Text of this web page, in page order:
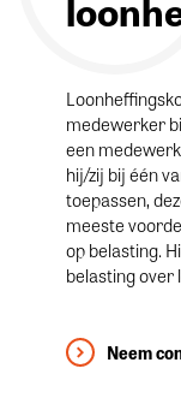
medewerker
een
hij/zij bij één
toepassen,
meeste
op belasting.
belasting over
Neem